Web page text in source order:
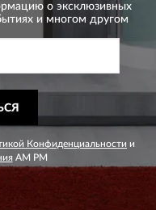
о эксклюзивных
и многом другом
Конфиденциальности и
AM PM